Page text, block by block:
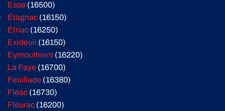
Esse (16500)
Étagnac (16150)
Étriac (16250)
Exideuil (16150)
Eymouthiers (16220)
La Faye (16700)
Feuillade (16380)
Fléac (16730)
Fleurac (16200)